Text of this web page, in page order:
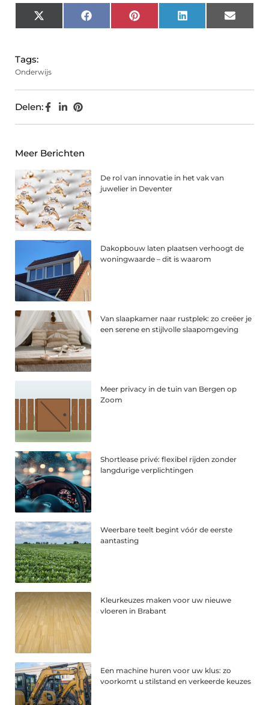
X
(Twitter)
FacebookPinterest LinkedIn Email
Tags:
Onderwijs
Delen:
Meer Berichten
De rol van innovatie in het vak van
juwelier in Deventer
Dakopbouw laten plaatsen verhoogt de
woningwaarde – dit is waarom
Van slaapkamer naar rustplek: zo creëer je
een serene en stijlvolle slaapomgeving
Meer privacy in de tuin van Bergen op
Zoom
Shortlease privé: flexibel rijden zonder
langdurige verplichtingen
Weerbare teelt begint vóór de eerste
aantasting
Kleurkeuzes maken voor uw nieuwe
vloeren in Brabant
Een machine huren voor uw klus: zo
voorkomt u stilstand en verkeerde keuzes